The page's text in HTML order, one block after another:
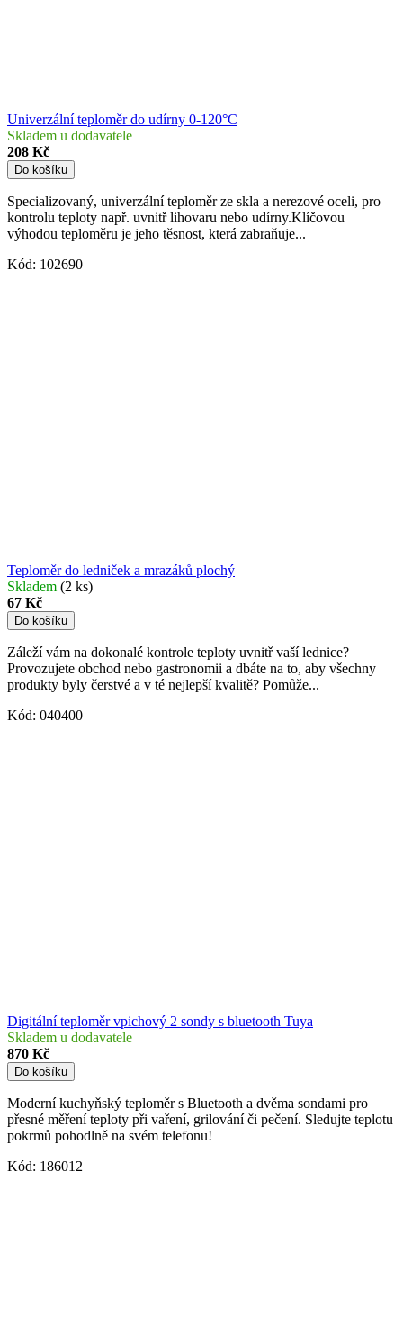
Univerzální teploměr do udírny 0-120°C
Skladem u dodavatele
208 Kč
Do košíku
Specializovaný, univerzální teploměr ze skla a nerezové oceli, pro
kontrolu teploty např. uvnitř lihovaru nebo udírny.Klíčovou
výhodou teploměru je jeho těsnost, která zabraňuje...
Kód: 102690
Teploměr do ledniček a mrazáků plochý
Skladem (2 ks)
67 Kč
Do košíku
Záleží vám na dokonalé kontrole teploty uvnitř vaší lednice?
Provozujete obchod nebo gastronomii a dbáte na to, aby všechny
produkty byly čerstvé a v té nejlepší kvalitě? Pomůže...
Kód: 040400
Digitální teploměr vpichový 2 sondy s bluetooth Tuya
Skladem u dodavatele
870 Kč
Do košíku
Moderní kuchyňský teploměr s Bluetooth a dvěma sondami pro
přesné měření teploty při vaření, grilování či pečení. Sledujte teplotu
pokrmů pohodlně na svém telefonu!
Kód: 186012